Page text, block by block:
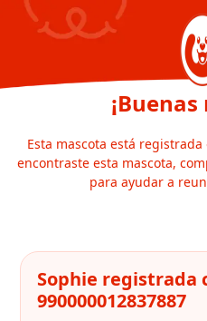
Esta mascota está
encontraste esta mascota,
para ayudar a
Sophie registrada
990000012837887